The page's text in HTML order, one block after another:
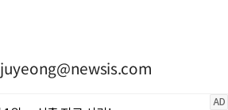
juyeong@newsis.com